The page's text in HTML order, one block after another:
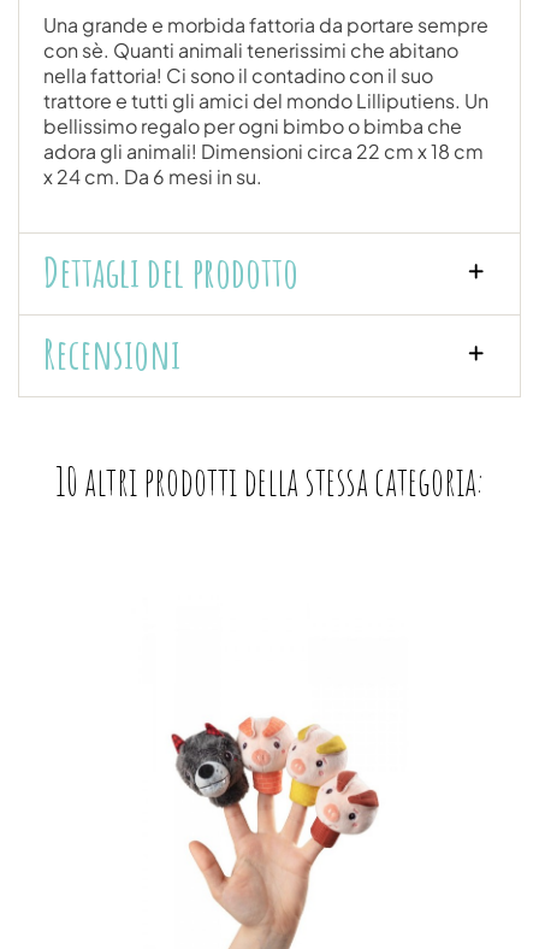
Una grande e morbida fattoria da portare sempre
con sè. Quanti animali tenerissimi che abitano
nella fattoria! Ci sono il contadino con il suo
trattore e tutti gli amici del mondo Lilliputiens. Un
bellissimo regalo per ogni bimbo o bimba che
adora gli animali! Dimensioni circa 22 cm x 18 cm
x 24 cm. Da 6 mesi in su.
Dettagli del prodotto
Recensioni
10 altri prodotti della stessa categoria: